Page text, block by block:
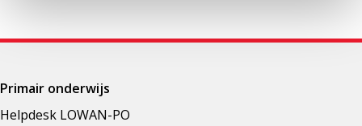
Primair onderwijs
Helpdesk LOWAN-PO